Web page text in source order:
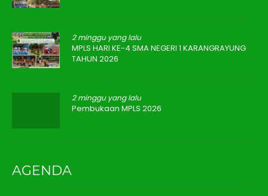
2 minggu yang lalu
MPLS HARI KE-4 SMA NEGERI 1 KARANGRAYUNG
TAHUN 2026
2 minggu yang lalu
Pembukaan MPLS 2026
AGENDA